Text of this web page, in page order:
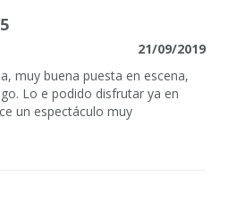
21/09/2019
muy buena puesta en escena,
Lo e podido disfrutar ya en
un espectáculo muy